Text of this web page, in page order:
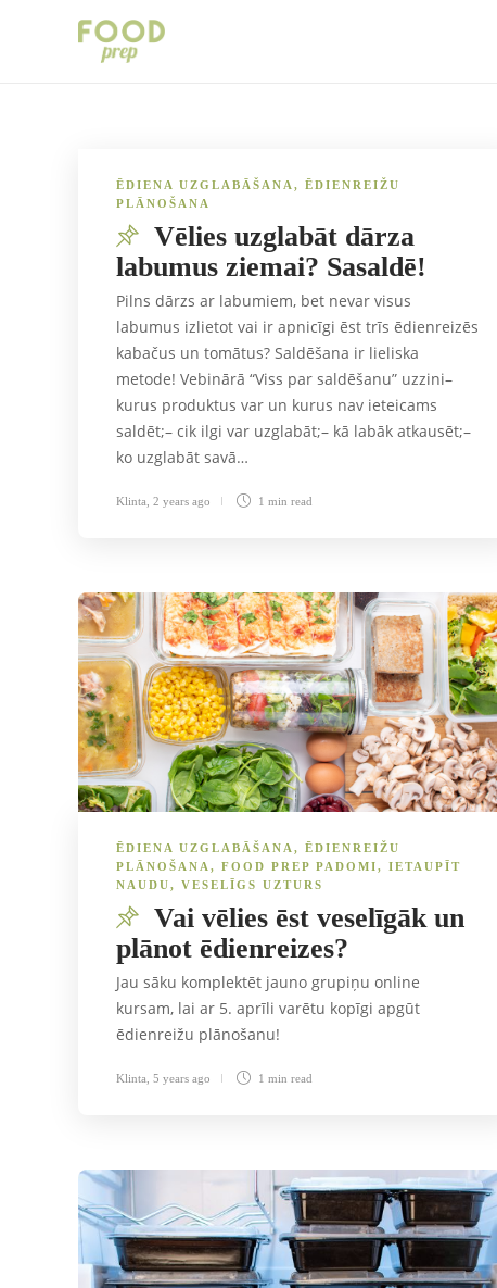
ĒDIENA UZGLABĀŠANA , ĒDIENREIŽU
PLĀNOŠANA
Vēlies uzglabāt dārza
labumus ziemai? Sasaldē!
Pilns dārzs ar labumiem, bet nevar visus
labumus izlietot vai ir apnicīgi ēst trīs ēdienreizēs
kabačus un tomātus? Saldēšana ir lieliska
metode! Vebinārā “Viss par saldēšanu” uzzini–
kurus produktus var un kurus nav ieteicams
saldēt;– cik ilgi var uzglabāt;– kā labāk atkausēt;–
ko uzglabāt savā…
Klinta 2 years ago 1 min read
ĒDIENA UZGLABĀŠANA , ĒDIENREIŽU
PLĀNOŠANA , FOOD PREP PADOMI, IETAUPĪT
NAUDU, VESELĪGS UZTURS
Vai vēlies ēst veselīgāk un
plānot ēdienreizes?
Jau sāku komplektēt jauno grupiņu online
kursam, lai ar 5. aprīli varētu kopīgi apgūt
ēdienreižu plānošanu!
Klinta 5 years ago 1 min read